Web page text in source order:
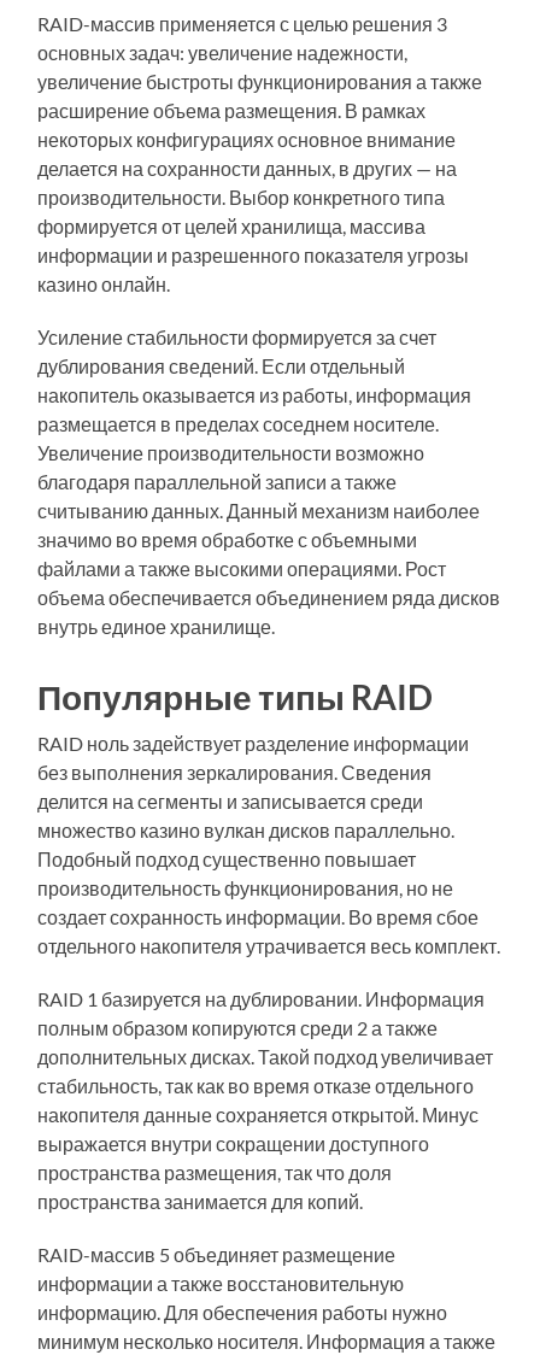
RAID-массив применяется с целью решения 3
основных задач: увеличение надежности,
увеличение быстроты функционирования а также
расширение объема размещения. В рамках
некоторых конфигурациях основное внимание
делается на сохранности данных, в других — на
производительности. Выбор конкретного типа
формируется от целей хранилища, массива
информации и разрешенного показателя угрозы
казино онлайн.
Усиление стабильности формируется за счет
дублирования сведений. Если отдельный
накопитель оказывается из работы, информация
размещается в пределах соседнем носителе.
Увеличение производительности возможно
благодаря параллельной записи а также
считыванию данных. Данный механизм наиболее
значимо во время обработке с объемными
файлами а также высокими операциями. Рост
объема обеспечивается объединением ряда дисков
внутрь единое хранилище.
Популярные типы RAID
RAID ноль задействует разделение информации
без выполнения зеркалирования. Сведения
делится на сегменты и записывается среди
множество казино вулкан дисков параллельно.
Подобный подход существенно повышает
производительность функционирования, но не
создает сохранность информации. Во время сбое
отдельного накопителя утрачивается весь комплект.
RAID 1 базируется на дублировании. Информация
полным образом копируются среди 2 а также
дополнительных дисках. Такой подход увеличивает
стабильность, так как во время отказе отдельного
накопителя данные сохраняется открытой. Минус
выражается внутри сокращении доступного
пространства размещения, так что доля
пространства занимается для копий.
RAID-массив 5 объединяет размещение
информации а также восстановительную
информацию. Для обеспечения работы нужно
минимум несколько носителя. Информация а также